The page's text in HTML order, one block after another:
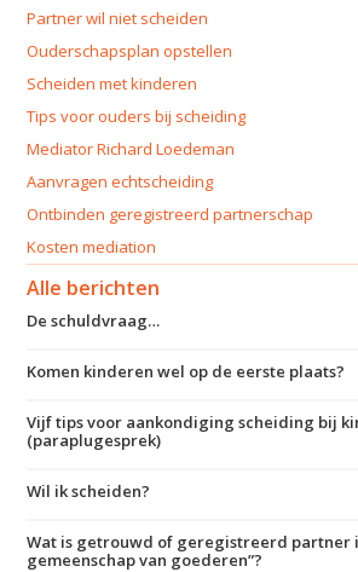
Partner wil niet scheiden
Ouderschapsplan opstellen
Scheiden met kinderen
Tips voor ouders bij scheiding
Mediator Richard Loedeman
Aanvragen echtscheiding
Ontbinden geregistreerd partnerschap
Kosten mediation
Alle berichten
De schuldvraag…
Komen kinderen wel op de eerste plaats?
Vijf tips voor aankondiging scheiding bij
(paraplugesprek)
Wil ik scheiden?
Wat is getrouwd of geregistreerd partner
gemeenschap van goederen”?